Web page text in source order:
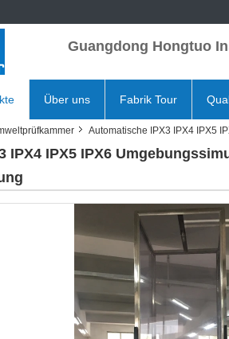
Guangdong Hongtuo
Über uns Fabrik Tour
Automatische IPX3 IPX4 IPX5
IPX4 IPX5 IPX6